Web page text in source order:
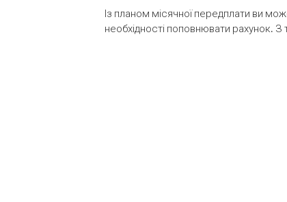
Із планом місячної передплати ви
необхідності поповнювати рахунок.